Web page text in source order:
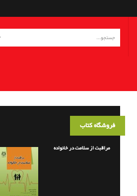
فروشگاه کتاب
مراقبت از سلامت در خانواده